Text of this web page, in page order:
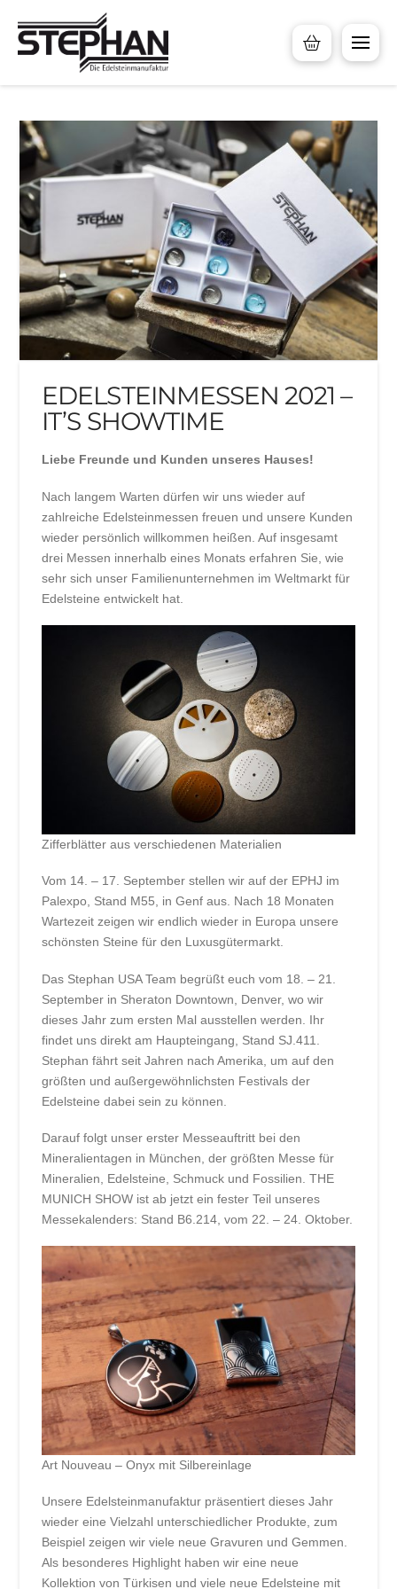
EDELSTEINMESSEN 2021 –
IT’S SHOWTIME
Liebe Freunde und Kunden unseres Hauses!
Nach langem Warten dürfen wir uns wieder auf
zahlreiche Edelsteinmessen freuen und unsere Kunden
wieder persönlich willkommen heißen. Auf insgesamt
drei Messen innerhalb eines Monats erfahren Sie, wie
sehr sich unser Familienunternehmen im Weltmarkt für
Edelsteine entwickelt hat.
Zifferblätter aus verschiedenen Materialien
Vom 14. – 17. September stellen wir auf der EPHJ im
Palexpo, Stand M55, in Genf aus. Nach 18 Monaten
Wartezeit zeigen wir endlich wieder in Europa unsere
schönsten Steine für den Luxusgütermarkt.
Das Stephan USA Team begrüßt euch vom 18. – 21.
September in Sheraton Downtown, Denver, wo wir
dieses Jahr zum ersten Mal ausstellen werden. Ihr
findet uns direkt am Haupteingang, Stand SJ.411.
Stephan fährt seit Jahren nach Amerika, um auf den
größten und außergewöhnlichsten Festivals der
Edelsteine dabei sein zu können.
Darauf folgt unser erster Messeauftritt bei den
Mineralientagen in München, der größten Messe für
Mineralien, Edelsteine, Schmuck und Fossilien. THE
MUNICH SHOW ist ab jetzt ein fester Teil unseres
Messekalenders: Stand B6.214, vom 22. – 24. Oktober.
Art Nouveau – Onyx mit Silbereinlage
Unsere Edelsteinmanufaktur präsentiert dieses Jahr
wieder eine Vielzahl unterschiedlicher Produkte, zum
Beispiel zeigen wir viele neue Gravuren und Gemmen.
Als besonderes Highlight haben wir eine neue
Kollektion von Türkisen und viele neue Edelsteine mit